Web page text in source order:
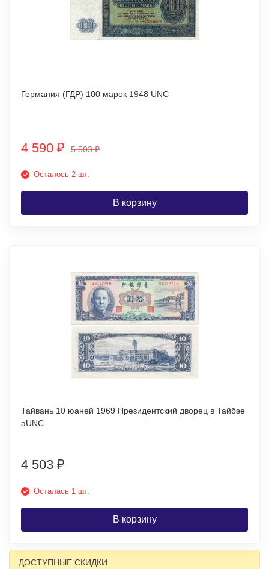
Германия (ГДР) 100 марок 1948 UNC
4 590 ₽ 5 503₽
Осталось 2 шт.
В корзину
Тайвань 10 юаней 1969 Президентский дворец в Тайбэе
аUNC
4 503 ₽
Осталась 1 шт.
В корзину
ДОСТУПНЫЕ СКИДКИ